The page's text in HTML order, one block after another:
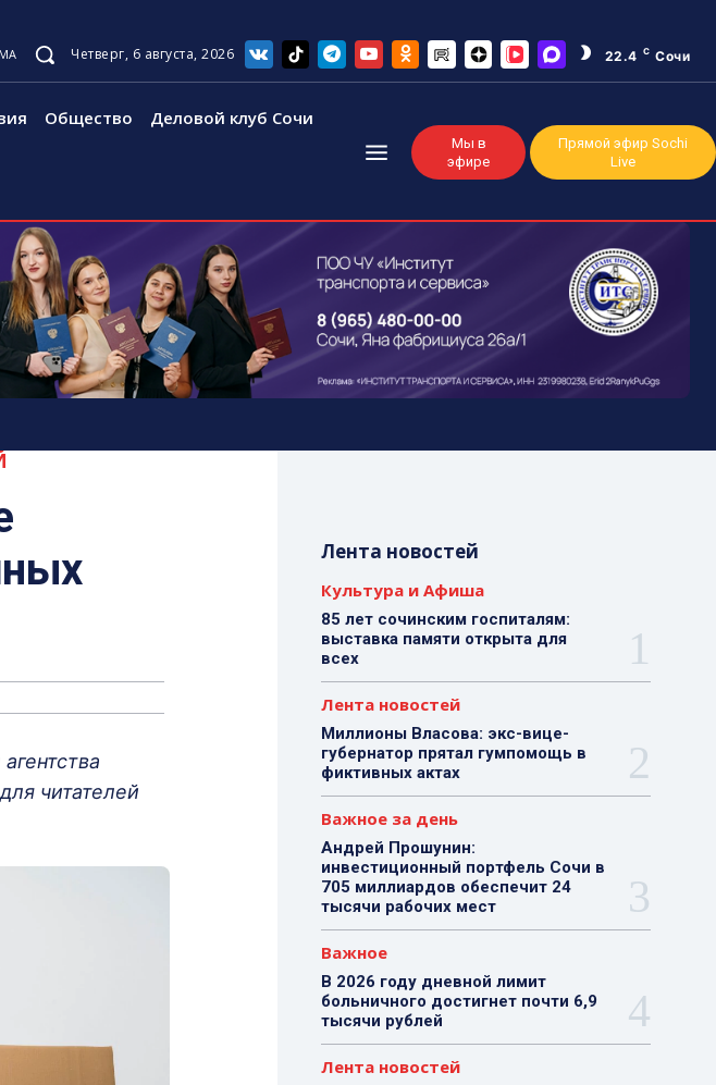
Четверг, 6 августа, 2026 22.4 C Сочи
Общество Деловой клуб Сочи
Мы в
эфире
Прямой эфир Sochi
Live
читателей
Лента новостей
Культура и Афиша
85 лет сочинским госпиталям:
выставка памяти открыта для
всех
Лента новостей
Миллионы Власова: экс-вице-
губернатор прятал гумпомощь в
фиктивных актах
Важное за день
Андрей Прошунин:
инвестиционный портфель Сочи в
705 миллиардов обеспечит 24
тысячи рабочих мест
Важное
В 2026 году дневной лимит
больничного достигнет почти 6,9
тысячи рублей
Лента новостей